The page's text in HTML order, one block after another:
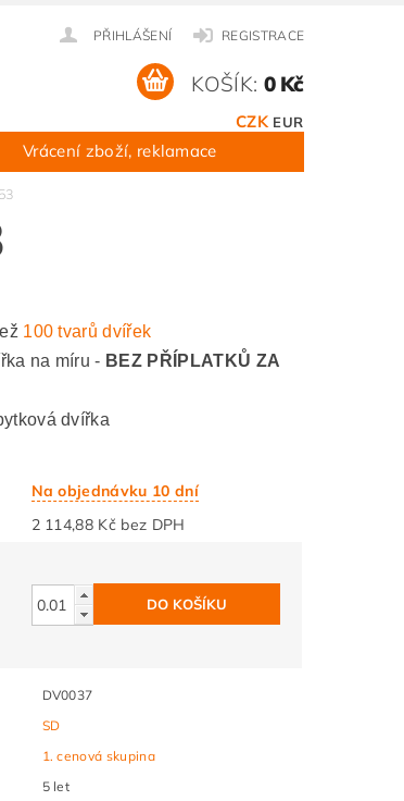
PŘIHLÁŠENÍ REGISTRACE
CZK EUR
KOŠÍK: 0 Kč
Vrácení zboží, reklamace
100 tvarů dvířek
na míru - BEZ PŘÍPLATKŮ ZA
dvířka
Na objednávku 10 dní
2 114,88 Kč bez DPH
DV0037
SD
1. cenová skupina
5 let